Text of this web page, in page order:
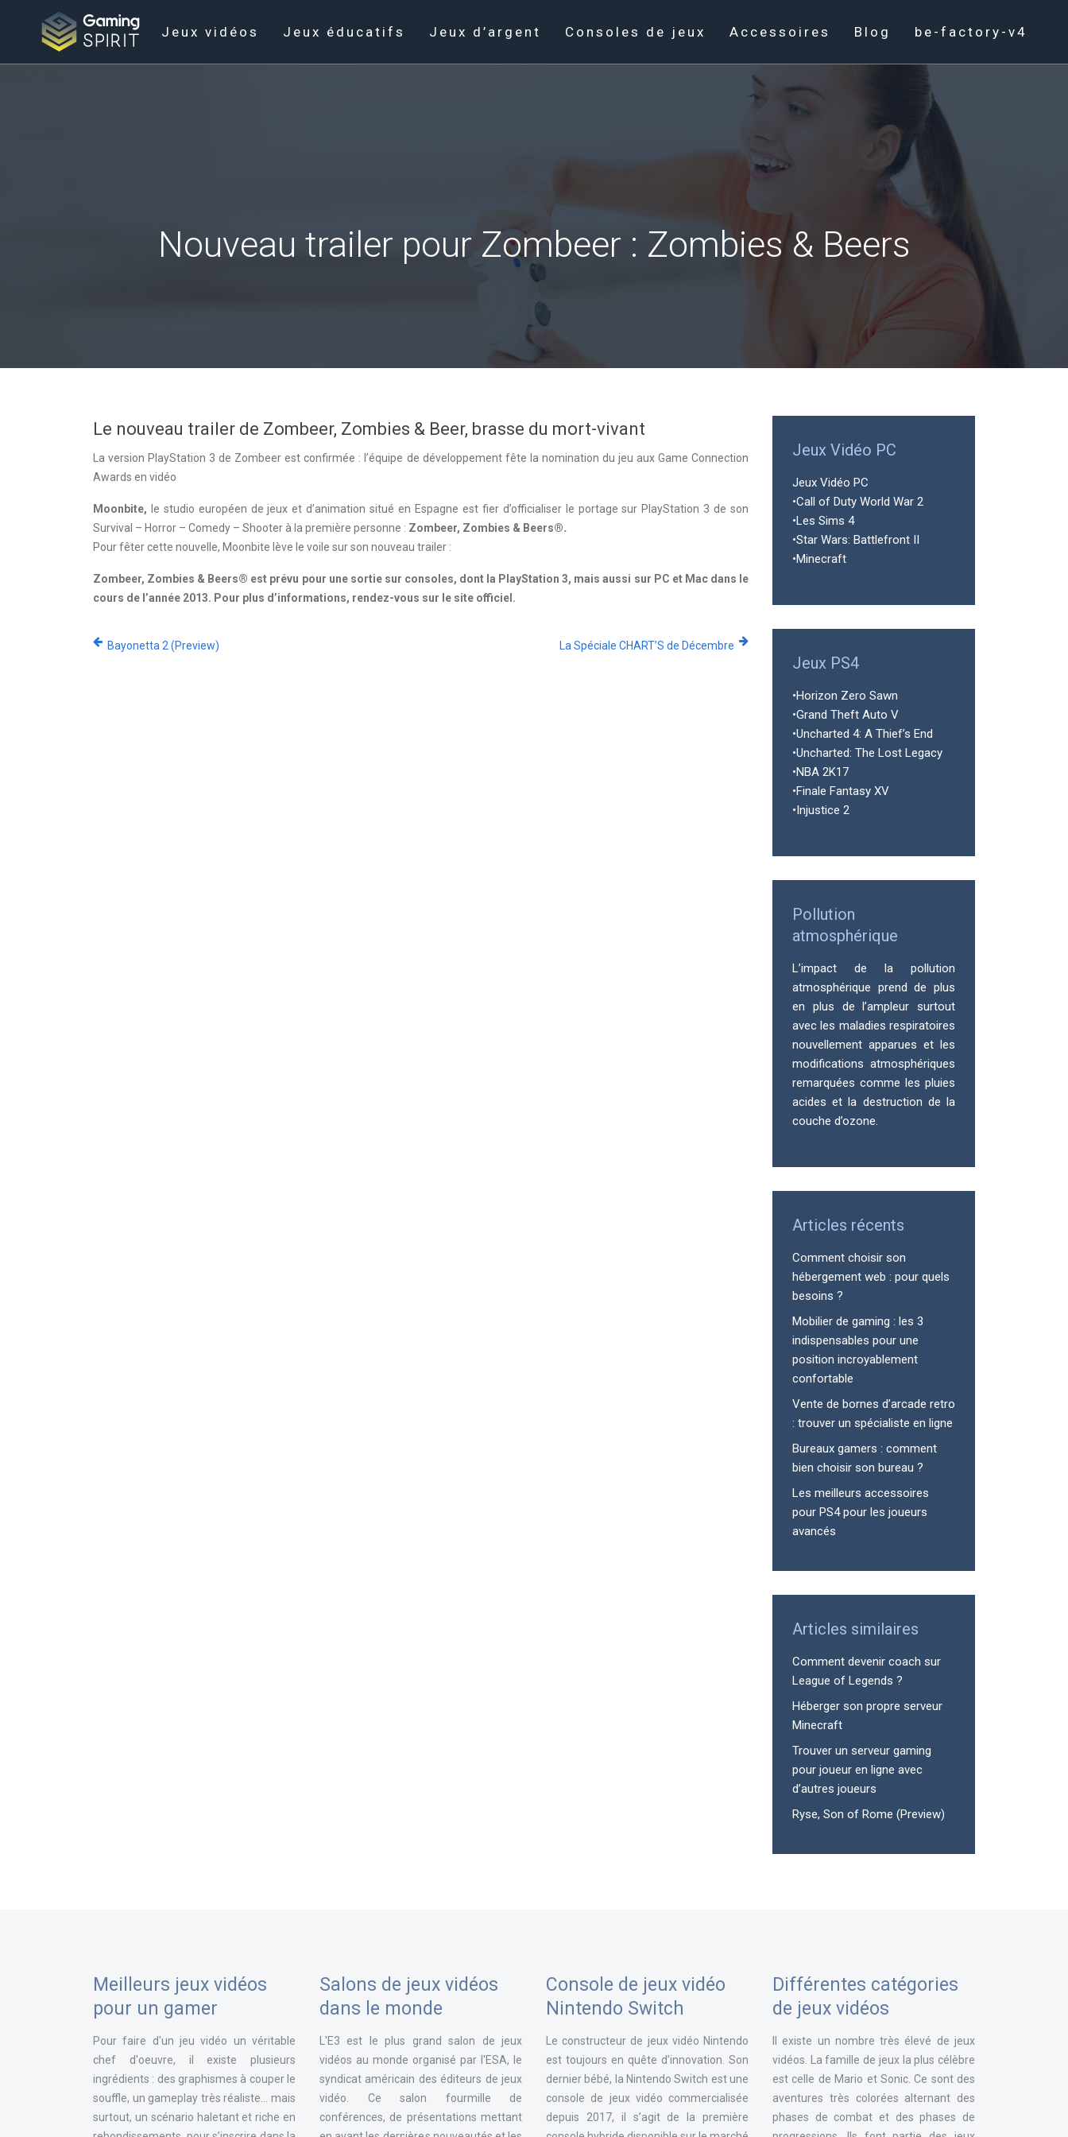
Jeux vidéos Jeux éducatifs Jeux d’argent Consoles de jeux Accessoires Blog be-factory-v4
Nouveau trailer pour Zombeer : Zombies & Beers
Le nouveau trailer de Zombeer, Zombies & Beer, brasse du mort-vivant
La version PlayStation 3 de Zombeer est confirmée : l’équipe de développement fête la nomination du jeu aux Game Connection
Awards en vidéo
Moonbite, le studio européen de jeux et d’animation situé en Espagne est fier d’officialiser le portage sur PlayStation 3 de son
Survival – Horror – Comedy – Shooter à la première personne : Zombeer, Zombies & Beers®.
Pour fêter cette nouvelle, Moonbite lève le voile sur son nouveau trailer :
Zombeer, Zombies & Beers® est prévu pour une sortie sur consoles, dont la PlayStation 3, mais aussi sur PC et Mac dans le
cours de l’année 2013. Pour plus d’informations, rendez-vous sur le site officiel.
Bayonetta 2 (Preview) La Spéciale CHART’S de Décembre
Jeux Vidéo PC
Jeux Vidéo PC
•Call of Duty World War 2
•Les Sims 4
•Star Wars: Battlefront II
•Minecraft
Jeux PS4
•Horizon Zero Sawn
•Grand Theft Auto V
•Uncharted 4: A Thief’s End
•Uncharted: The Lost Legacy
•NBA 2K17
•Finale Fantasy XV
•Injustice 2
Pollution
atmosphérique
L’impact de la pollution
atmosphérique prend de plus
en plus de l’ampleur surtout
avec les maladies respiratoires
nouvellement apparues et les
modifications atmosphériques
remarquées comme les pluies
acides et la destruction de la
couche d’ozone.
Articles récents
Comment choisir son
hébergement web : pour quels
besoins ?
Mobilier de gaming : les 3
indispensables pour une
position incroyablement
confortable
Vente de bornes d’arcade retro
: trouver un spécialiste en ligne
Bureaux gamers : comment
bien choisir son bureau ?
Les meilleurs accessoires
pour PS4 pour les joueurs
avancés
Articles similaires
Comment devenir coach sur
League of Legends ?
Héberger son propre serveur
Minecraft
Trouver un serveur gaming
pour joueur en ligne avec
d’autres joueurs
Ryse, Son of Rome (Preview)
Meilleurs jeux vidéos
pour un gamer
Pour faire d'un jeu vidéo un véritable
chef d'oeuvre, il existe plusieurs
ingrédients : des graphismes à couper le
souffle, un gameplay très réaliste... mais
surtout, un scénario haletant et riche en
Salons de jeux vidéos
dans le monde
L'E3 est le plus grand salon de jeux
vidéos au monde organisé par l'ESA, le
syndicat américain des éditeurs de jeux
vidéo. Ce salon fourmille de
conférences, de présentations mettant
Console de jeux vidéo
Nintendo Switch
Le constructeur de jeux vidéo Nintendo
est toujours en quête d’innovation. Son
dernier bébé, la Nintendo Switch est une
console de jeux vidéo commercialisée
depuis 2017, il s’agit de la première
Différentes catégories
de jeux vidéos
Il existe un nombre très élevé de jeux
vidéos. La famille de jeux la plus célèbre
est celle de Mario et Sonic. Ce sont des
aventures très colorées alternant des
phases de combat et des phases de